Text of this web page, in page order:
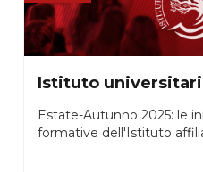
Istituto
Estate-Autunno 2025: le
formative dell'Istituto